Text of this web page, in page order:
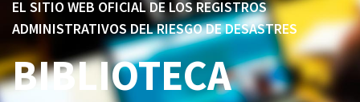
EL SITIO WEB OFICIAL DE LOS REGISTROS
ADMINISTRATIVOS DEL RIESGO DE DESASTRES
BIBLIOTECA